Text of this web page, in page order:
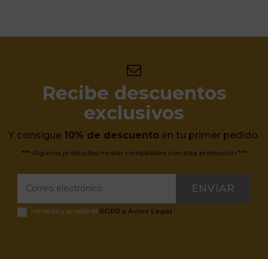
Recibe descuentos
exclusivos
Y consigue 10% de descuento en tu primer pedido.
*** Algunos productos no son compatibles con esta promoción ***
ENVIAR
He leído y acepto el RGPD y Aviso Legal.